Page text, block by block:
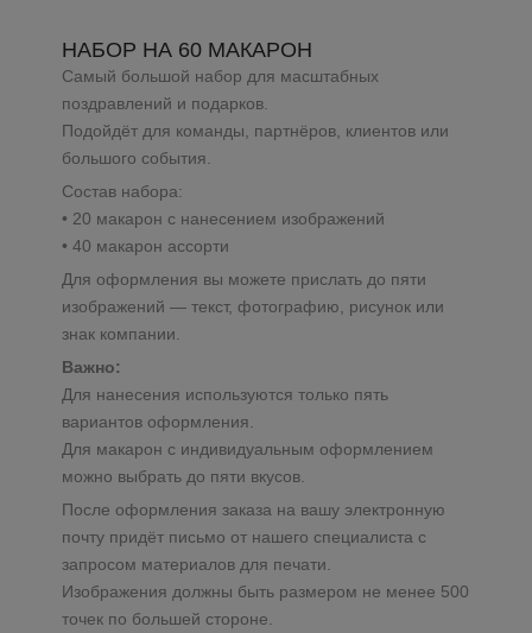
НАБОР НА 60 МАКАРОН
Самый большой набор для масштабных
поздравлений и подарков.
Подойдёт для команды, партнёров, клиентов или
большого события.
Состав набора:
• 20 макарон с нанесением изображений
• 40 макарон ассорти
Для оформления вы можете прислать до пяти
изображений — текст, фотографию, рисунок или
знак компании.
Важно:
Для нанесения используются только пять
вариантов оформления.
Для макарон с индивидуальным оформлением
можно выбрать до пяти вкусов.
После оформления заказа на вашу электронную
почту придёт письмо от нашего специалиста с
запросом материалов для печати.
Изображения должны быть размером не менее 500
точек по большей стороне.